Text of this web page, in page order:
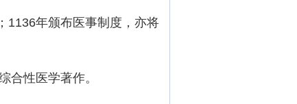
1136年颁布医事制度，亦将
合性医学著作。